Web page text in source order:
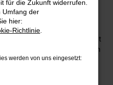
kann kein Zweifel
dieses Herstellers seit
und sich im alltäglichen
seinen Seat bei MGS kauft,
Verankerung in der
Unternehmen ist an gleich
für die Zukunft widerrufen.
Umfang der
hier:
Richtlinie
werden von uns eingesetzt: